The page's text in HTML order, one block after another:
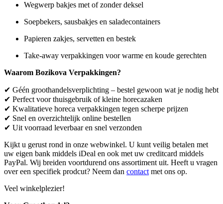
Wegwerp bakjes met of zonder deksel
Soepbekers, sausbakjes en saladecontainers
Papieren zakjes, servetten en bestek
Take-away verpakkingen voor warme en koude gerechten
Waarom Bozikova Verpakkingen?
✔ Géén groothandelsverplichting – bestel gewoon wat je nodig hebt
✔ Perfect voor thuisgebruik of kleine horecazaken
✔ Kwalitatieve horeca verpakkingen tegen scherpe prijzen
✔ Snel en overzichtelijk online bestellen
✔ Uit voorraad leverbaar en snel verzonden
Kijkt u gerust rond in onze webwinkel. U kunt veilig betalen met
uw eigen bank middels iDeal en ook met uw creditcard middels
PayPal. Wij breiden voortdurend ons assortiment uit. Heeft u vragen
over een specifiek prodcut? Neem dan contact met ons op.
Veel winkelplezier!